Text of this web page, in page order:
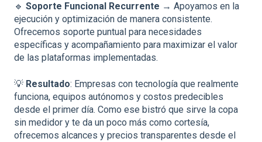
🔹 Soporte Funcional Recurrente → Apoyamos en la
ejecución y optimización de manera consistente.
Ofrecemos soporte puntual para necesidades
específicas y acompañamiento para maximizar el valor
de las plataformas implementadas.
💡 Resultado: Empresas con tecnología que realmente
funciona, equipos autónomos y costos predecibles
desde el primer día. Como ese bistró que sirve la copa
sin medidor y te da un poco más como cortesía,
ofrecemos alcances y precios transparentes desde el